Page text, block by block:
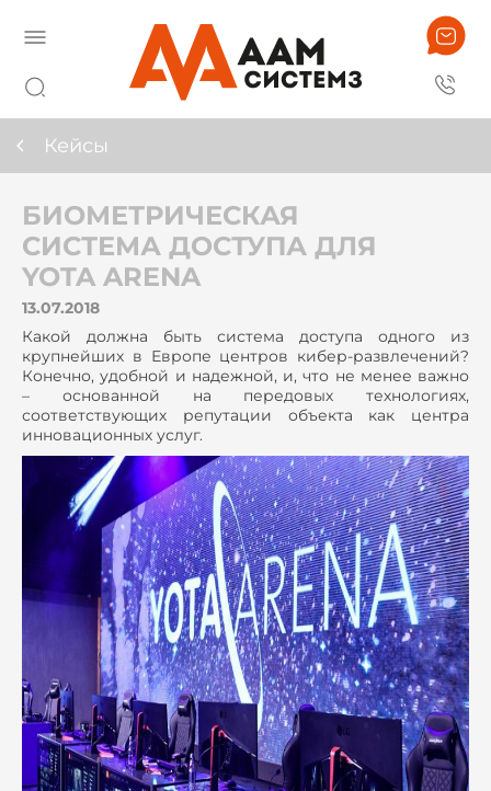
Кейсы
БИОМЕТРИЧЕСКАЯ
СИСТЕМА ДОСТУПА ДЛЯ
YOTA ARENA
13.07.2018
Какой должна быть система доступа одного из
крупнейших в Европе центров кибер-развлечений?
Конечно, удобной и надежной, и, что не менее важно
– основанной на передовых технологиях,
соответствующих репутации объекта как центра
инновационных услуг.